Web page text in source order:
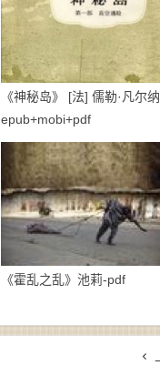
《神秘岛》 [法] 儒勒·凡尔
epub+mobi+pdf
《霍乱之乱》池莉-pdf